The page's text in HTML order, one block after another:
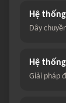
Hệ
Dây
Hệ
Giải pháp